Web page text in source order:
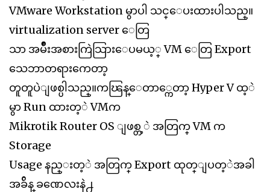
VMware Workstation မွာပါ သင္ေပးထားပါသည္။
virtualization server ေတြ
သာ အမ်ိဳးအစားကြဲသြားေပမယ့္ VM ေတြ Export
သေဘာတရားကေတာ့
တူတူပဲျဖစ္ပါသည္။ကၽြန္ေတာ္ကေတာ့ Hyper V ထ့ဲ
မွာ Run ထားတ့ဲ VMက
Mikrotik Router OS ျဖစ္တ့ဲ အတြက္ VM က
Storage
Usage နည္းတ့ဲ အတြက္ Export ထုတ္ျပတ့ဲအခါ
အခ်ိန္ ခဏေလးနဲ႕